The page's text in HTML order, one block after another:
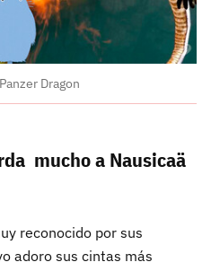
Dragon
mucho a Nausicaä
reconocido por sus
adoro sus cintas más